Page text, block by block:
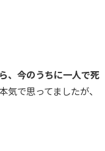
、今のうちに一人で死
気で思ってましたが、